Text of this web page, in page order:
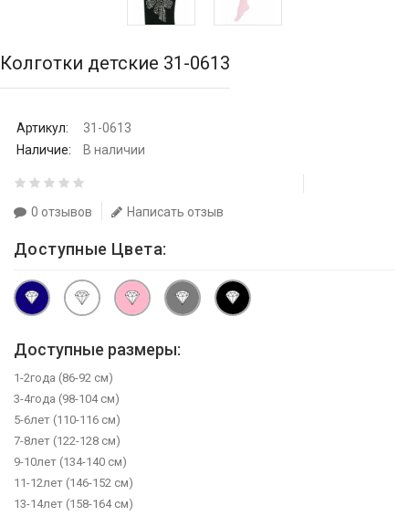
Колготки детские 31-0613
Артикул:
31-0613
Наличие:
В наличии
0 отзывов Написать отзыв
Доступные Цвета:
Доступные размеры:
1-2года (86-92 см)
3-4года (98-104 см)
5-6лет (110-116 см)
7-8лет (122-128 см)
9-10лет (134-140 см)
11-12лет (146-152 см)
13-14лет (158-164 см)